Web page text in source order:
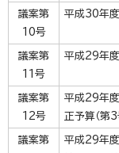
議案第
10号
平成30年
議案第
11号
平成29年度
議案第
12号
平成29年
正予算（第3
議案第 平成29年